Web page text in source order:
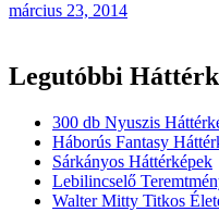
március 23, 2014
Legutóbbi
300 db Nyuszis
Háborús Fantasy
Sárkányos Háttérképek
Lebilincselő
Walter Mitty Titkos